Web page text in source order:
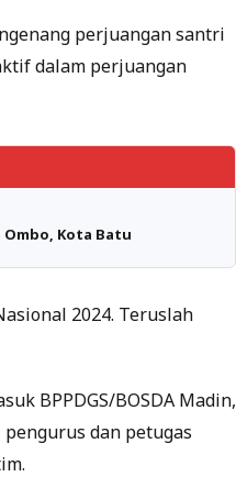
perjuangan santri
dalam perjuangan
Ombo, Kota Batu
2024. Teruslah
BPPDGS/BOSDA Madin,
dan petugas